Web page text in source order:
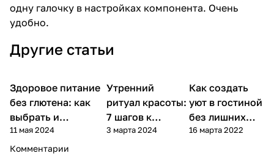
одну галочку в настройках компонента. Очень
удобно.
Другие статьи
Советы покупателям
Здоровое питание
без глютена: как
выбрать и
приготовить?
11 мая 2024
Стиль и красота
Утренний
ритуал красоты:
7 шагов к
сияющей коже
3 марта 2024
Дом
Как создать
уют в гостиной
без лишних
затрат
16 марта 2022
Комментарии